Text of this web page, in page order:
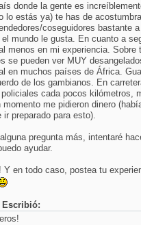
donde la gente es
lo estás ya) te has de
coseguidores bastante
el mundo le gusta. En cuanto a
menos en mi experiencia. Sobre
se pueden ver MUY
en muchos países de África.
de los gambianos. En
cada pocos kilómetros,
momento me pidieron dinero
ir preparado para esto).
pregunta más, intentaré
ayudar.
Y en todo caso, postea tu
Escribió: